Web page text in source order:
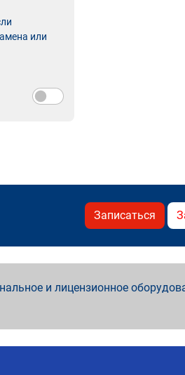
или
Записаться
и лицензионное